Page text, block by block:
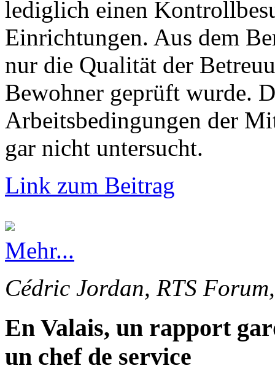
lediglich einen
Einrichtungen. Aus dem
nur die Qualität der
Bewohner geprüft wurde.
Arbeitsbedingungen der
gar nicht untersucht.
Link zum Beitrag
Mehr...
Cédric Jordan, RTS
En Valais, un rapport
un chef de service